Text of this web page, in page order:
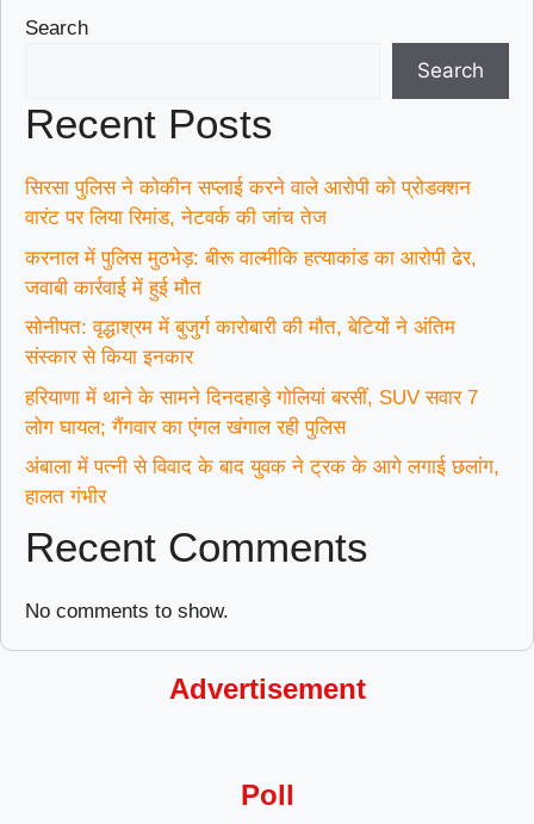
Search
Search
Recent Posts
सिरसा पुलिस ने कोकीन सप्लाई करने वाले आरोपी को प्रोडक्शन
वारंट पर लिया रिमांड, नेटवर्क की जांच तेज
करनाल में पुलिस मुठभेड़: बीरू वाल्मीकि हत्याकांड का आरोपी ढेर,
जवाबी कार्रवाई में हुई मौत
सोनीपत: वृद्धाश्रम में बुजुर्ग कारोबारी की मौत, बेटियों ने अंतिम
संस्कार से किया इनकार
हरियाणा में थाने के सामने दिनदहाड़े गोलियां बरसीं, SUV सवार 7
लोग घायल; गैंगवार का एंगल खंगाल रही पुलिस
अंबाला में पत्नी से विवाद के बाद युवक ने ट्रक के आगे लगाई छलांग,
हालत गंभीर
Recent Comments
No comments to show.
Advertisement
Poll